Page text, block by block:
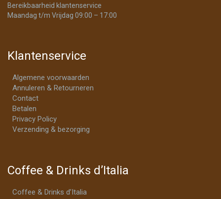
Bereikbaarheid klantenservice
Maandag t/m Vrijdag 09:00 – 17:00
Klantenservice
Algemene voorwaarden
Annuleren & Retourneren
Contact
Betalen
Privacy Policy
Verzending & bezorging
Coffee & Drinks d’Italia
Coffee & Drinks d’Italia